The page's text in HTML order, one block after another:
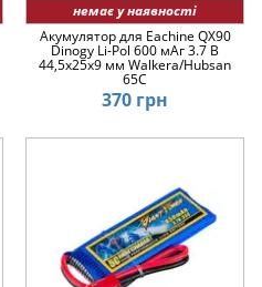
немає у наявності
Акумулятор для Eachine QX90
Dinogy Li-Pol 600 мАг 3.7 В
44,5x25x9 мм Walkera/Hubsan
65C
370 грн